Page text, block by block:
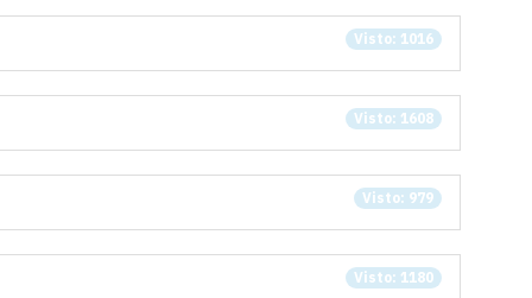
Visto: 1016
Visto: 1608
Visto: 979
Visto: 1180